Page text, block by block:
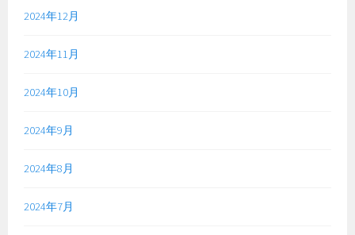
2024年12月
2024年11月
2024年10月
2024年9月
2024年8月
2024年7月